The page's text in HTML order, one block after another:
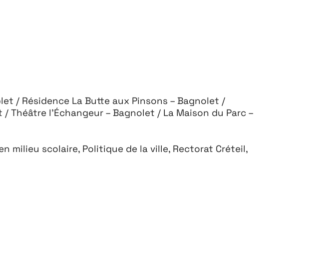
/ Résidence La Butte aux Pinsons – Bagnolet /
Théâtre l’Échangeur – Bagnolet / La Maison du Parc –
milieu scolaire, Politique de la ville, Rectorat Créteil,